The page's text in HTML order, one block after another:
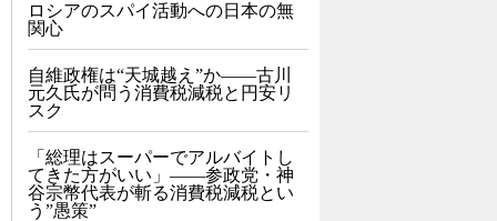
ロシアのスパイ活動への日本の無
関心
自維政権は“天城越え”か――古川
元久氏が問う消費税減税と円安リ
スク
「総理はスーパーでアルバイトし
てきた方がいい」――参政党・神
谷宗幣代表が斬る消費税減税とい
う”愚策”